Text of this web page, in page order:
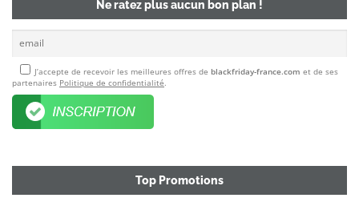
Ne ratez plus aucun bon plan !
J’accepte de recevoir les meilleures offres de blackfriday-france.com et de ses
partenaires Politique de confidentialité
Top Promotions